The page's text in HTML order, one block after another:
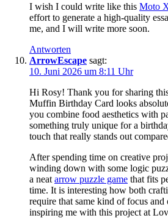
I wish I could write like this Moto
effort to generate a high-quality
me, and I will write more soon.
Antworten
ArrowEscape sagt:
10. Juni 2026 um 8:11 Uhr
Hi Rosy! Thank you for sharing
Muffin Birthday Card looks
you combine food aesthetics with
something truly unique for a
touch that really stands out
After spending time on creative
winding down with some logic
a neat arrow puzzle game that fits
time. It is interesting how both
require that same kind of focus
inspiring me with this project at